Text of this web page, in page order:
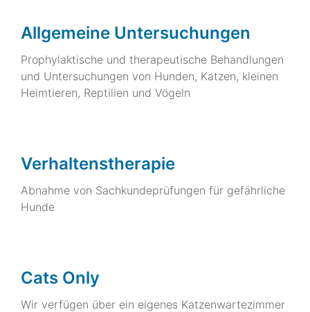
Allgemeine Untersuchungen
Prophylaktische und therapeutische Behandlungen
und Untersuchungen von Hunden, Katzen, kleinen
Heimtieren, Reptilien und Vögeln
Verhaltenstherapie
Abnahme von Sachkundeprüfungen für gefährliche
Hunde
Cats Only
Wir verfügen über ein eigenes Katzenwartezimmer